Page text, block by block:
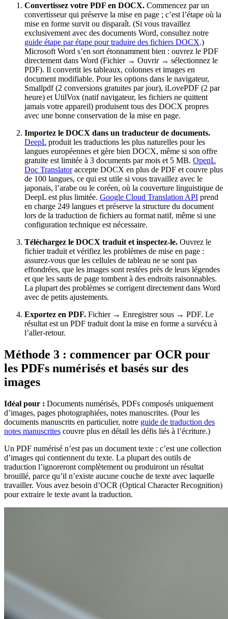
Convertissez votre PDF en DOCX. Commencez par un
convertisseur qui préserve la mise en page ; c’est l’étape où la
mise en forme survit ou disparaît. (Si vous travaillez
exclusivement avec des documents Word, consultez notre
guide étape par étape pour traduire des fichiers DOCX.)
Microsoft Word s’en sort étonnamment bien : ouvrez le PDF
directement dans Word (Fichier → Ouvrir → sélectionnez le
PDF). Il convertit les tableaux, colonnes et images en
document modifiable. Pour les options dans le navigateur,
Smallpdf (2 conversions gratuites par jour), iLovePDF (2 par
heure) et UtilVox (natif navigateur, les fichiers ne quittent
jamais votre appareil) produisent tous des DOCX propres
avec une bonne conservation de la mise en page.
Importez le DOCX dans un traducteur de documents.
DeepL produit les traductions les plus naturelles pour les
langues européennes et gère bien DOCX, même si son offre
gratuite est limitée à 3 documents par mois et 5 MB. OpenL
Doc Translatoraccepte DOCX en plus de PDF et couvre plus
de 100 langues, ce qui est utile si vous travaillez avec le
japonais, l’arabe ou le coréen, où la couverture linguistique de
DeepL est plus limitée. Google Cloud Translation API prend
en charge 249 langues et préserve la structure du document
lors de la traduction de fichiers au format natif, même si une
configuration technique est nécessaire.
Téléchargez le DOCX traduit et inspectez-le. Ouvrez le
fichier traduit et vérifiez les problèmes de mise en page :
assurez-vous que les cellules de tableau ne se sont pas
effondrées, que les images sont restées près de leurs légendes
et que les sauts de page tombent à des endroits raisonnables.
La plupart des problèmes se corrigent directement dans Word
avec de petits ajustements.
Exportez en PDF. Fichier → Enregistrer sous → PDF. Le
résultat est un PDF traduit dont la mise en forme a survécu à
l’aller-retour.
Méthode 3 : commencer par OCR pour
les PDFs numérisés et basés sur des
images
Idéal pour : Documents numérisés, PDFs composés uniquement
d’images, pages photographiées, notes manuscrites. (Pour les
documents manuscrits en particulier, notre guide de traduction des
notes manuscrites couvre plus en détail les défis liés à l’écriture.)
Un PDF numérisé n’est pas un document texte : c’est une collection
d’images qui contiennent du texte. La plupart des outils de
traduction l’ignoreront complètement ou produiront un résultat
brouillé, parce qu’il n’existe aucune couche de texte avec laquelle
travailler. Vous avez besoin d’OCR (Optical Character Recognition)
pour extraire le texte avant la traduction.